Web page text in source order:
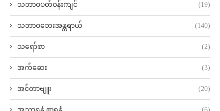
သဘာဝပတ်ဝန်းကျင် (19)
သဘာဝဘေးအန္တရာယ် (140)
သရော်စာ (2)
အက်ဆေး (3)
အင်တာဗျူး (20)